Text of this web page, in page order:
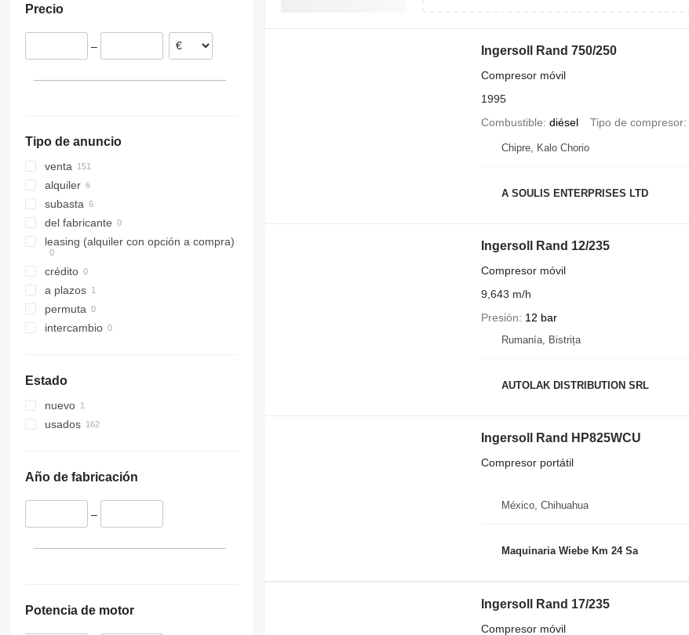
Alemania
Polonia
Precio
–
Tipo de anuncio
venta
alquiler
subasta
del fabricante
leasing (alquiler con opción a compra)
crédito
a plazos
permuta
intercambio
Estado
nuevo
usados
Año de fabricación
–
Potencia de motor
Ingersoll Rand 750/250
Compresor móvil
1995
Combustible diésel Tipo de compresor
Chipre, Kalo Chorio
A SOULIS ENTERPRISES LTD
Ingersoll Rand 12/235
Compresor móvil
9,643 m/h
Presión
12 bar
Rumanía, Bistrița
AUTOLAK DISTRIBUTION SRL
Ingersoll Rand HP825WCU
Compresor portátil
México, Chihuahua
Maquinaria Wiebe Km 24 Sa
Ingersoll Rand 17/235
Compresor móvil